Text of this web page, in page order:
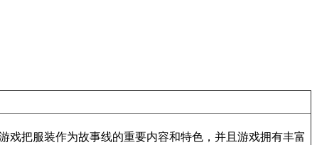
把服装作为故事线的重要内容和特色，并且游戏拥有丰富